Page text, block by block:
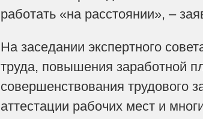
работать «на расстоянии», –
На заседании экспертного
труда, повышения заработной
совершенствования трудового
аттестации рабочих мест и